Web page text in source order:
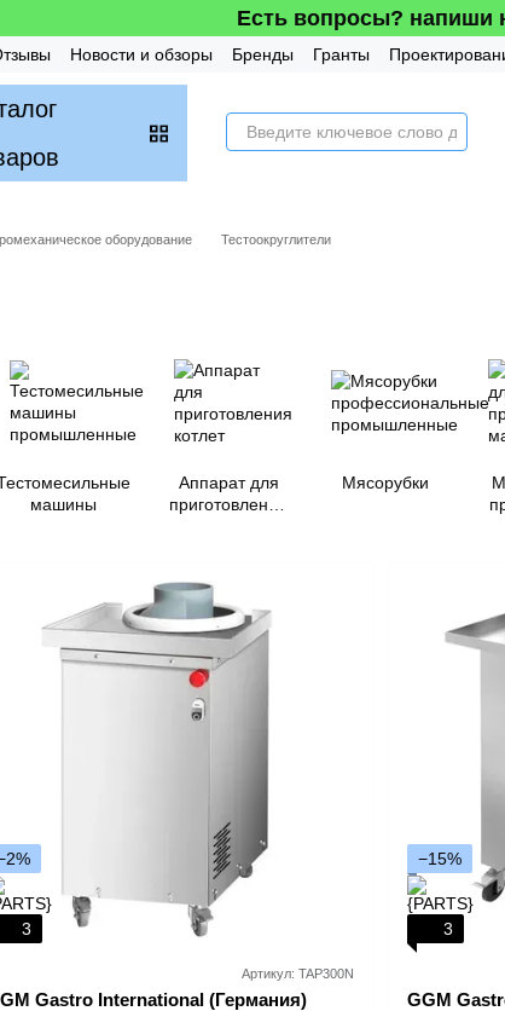
Есть вопросы? напиши
Новости и обзоры Бренды Гранты
оборудование Тестоокруглители
машины
Аппарат для
приготовления
Мясорубки
3
Артикул: TAP300N
Gastro International (Германия)
−15%
3
GGM